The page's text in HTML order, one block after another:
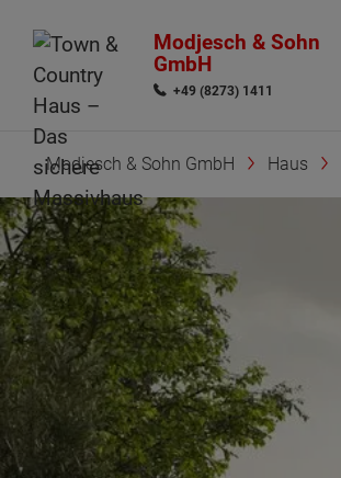
Modjesch & Sohn
GmbH
+49 (8273) 1411
Modjesch & Sohn GmbH Haus